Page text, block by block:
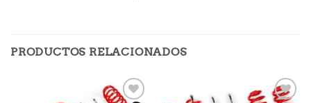
PRODUCTOS RELACIONADOS